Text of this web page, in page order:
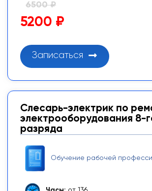
6500 ₽
5200 ₽
Записаться
Слесарь-электрик по
электрооборудования 8-
разряда
Обучение рабочей